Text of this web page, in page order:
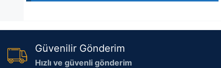
Güvenilir Gönderim
Hızlı ve güvenli gönderim